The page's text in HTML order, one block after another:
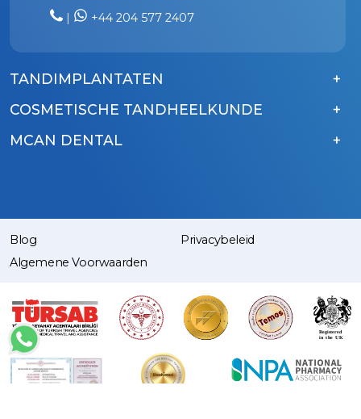
|
+44 204 577 2407
TANDIMPLANTATEN
COSMETISCHE TANDHEELKUNDE
MCAN DENTAL
Blog
Privacybeleid
Algemene Voorwaarden